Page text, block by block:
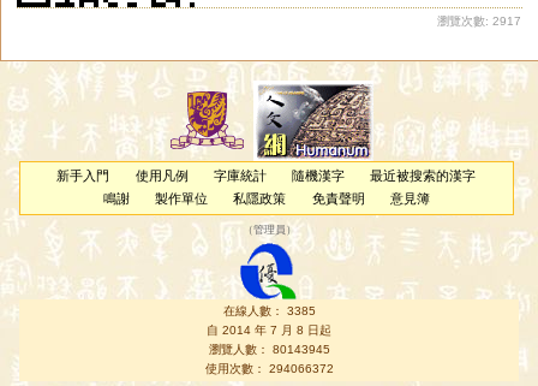
瀏覽次數: 2917
新手入門 使用凡例 字庫統計 隨機漢字
最近被搜索的漢字
鳴謝
製作單位 私隱政策 免責聲明 意見簿
（管理員 ）
在線人數： 3385
自 2014 年 7 月 8 日起
瀏覽人數： 80143945
使用次數： 294066372